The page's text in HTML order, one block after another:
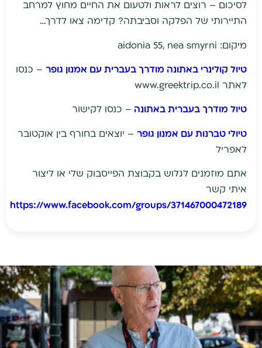
לסיכום – רוצים לראות ולטעום את החיים מחוץ למרחב
התיירותי של הפלקה וסביבתה? קדימה צאו לדרך…
מיקום: aidonia 55, nea smyrni
טיול קולינרי באתונה מודרך בעברית עם אמנון גופר – כנסו
לאתר www.greektrip.co.il
טיול מודרך בעברית באתונה – כנסו לקישור
טיולי טברנות עם אמנון גופר – יוצאים בחורף בין אוקטובר
לאפריל
אתם מוזמנים לגלוש בקבוצת הפייסבוק שלי או ליצור
איתי קשר
https://www.facebook.com/groups/371467000472189